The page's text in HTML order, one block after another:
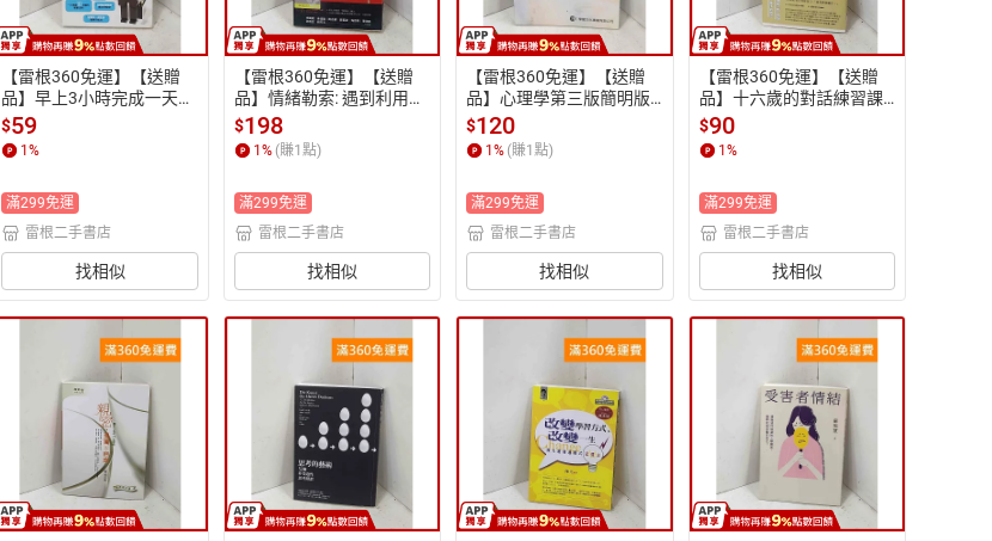
【雷根360免運】【送贈
品】早上3小時完成一天工
作: 60種超簡單時間管理技
巧 #七成新【P-T3412】
$59
1%
滿299免運
雷根二手書店
找相似
【雷根360免運】【送贈
品】情緒勒索: 遇到利用恐
懼、責任與罪惡感控制你
的人 #七成新【P-T3405】
$198
1 % (賺1 點)
滿299免運
雷根二手書店
找相似
【雷根360免運】【送贈
品】心理學第三版簡明版
有劃記 #八成新【P-T333
3】
$120
1% (賺1點)
滿299免運
雷根二手書店
找相似
【雷根360免運】【送贈
品】十六歲的對話練習課
#九成新【P-T3184】
$90
1 %
滿299免運
雷根二手書店
找相似